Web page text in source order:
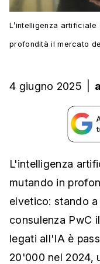
L’intelligenza artificiale
profondità il mercato
4 giugno 2025
L'intelligenza
mutando in
elvetico: stando
consulenza PwC
legati all'IA è
20'000 nel 2024,